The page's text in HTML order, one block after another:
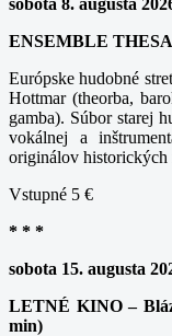
ENSEMBLE
Európske hudobné
Hottmar (theorba,
gamba). Súbor starej
vokálnej a
originálov historických
Vstupné 5 €
* * *
sobota 15. augusta
LETNÉ KINO –
min)